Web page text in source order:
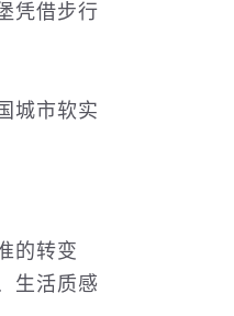
凭借步行
城市软实
的转变
生活质感